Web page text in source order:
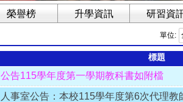
榮譽榜 升學資訊 研習資
單位:
標題
公告115學年度第一學期教科書如附檔
人事室公告：本校115學年度第6次代理教